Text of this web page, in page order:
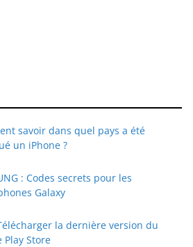
savoir dans quel pays a été
un iPhone ?
: Codes secrets pour les
Galaxy
la dernière version du
Play Store